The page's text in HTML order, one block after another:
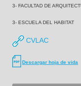
3- FACULTAD DE
3- ESCUELA DEL HABITAT
CVLAC
Descargar hoja de vida